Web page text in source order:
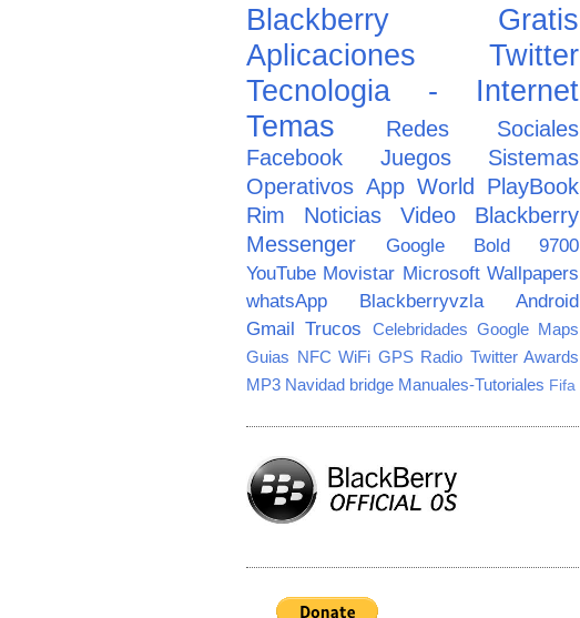
Blackberry
Gratis
Aplicaciones
Twitter
Tecnologia - Internet
Temas
Redes Sociales
Facebook
Juegos
Sistemas
Operativos App World PlayBook
Rim
Noticias Video
Blackberry
Messenger
Google
Bold 9700
YouTube Movistar Microsoft Wallpapers
whatsApp
Blackberryvzla
Android
Gmail Trucos Celebridades Google Maps
Guias NFC WiFi GPS Radio Twitter Awards
MP3 Navidad bridge Manuales-Tutoriales Fifa